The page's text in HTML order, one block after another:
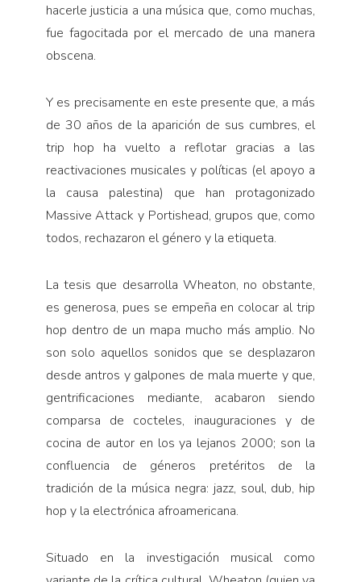
hacerle justicia a una música que, como muchas,
fue fagocitada por el mercado de una manera
obscena.
Y es precisamente en este presente que, a más
de 30 años de la aparición de sus cumbres, el
trip hop ha vuelto a reflotar gracias a las
reactivaciones musicales y políticas (el apoyo a
la causa palestina) que han protagonizado
Massive Attack y Portishead, grupos que, como
todos, rechazaron el género y la etiqueta.
La tesis que desarrolla Wheaton, no obstante,
es generosa, pues se empeña en colocar al trip
hop dentro de un mapa mucho más amplio. No
son solo aquellos sonidos que se desplazaron
desde antros y galpones de mala muerte y que,
gentrificaciones mediante, acabaron siendo
comparsa de cocteles, inauguraciones y de
cocina de autor en los ya lejanos 2000; son la
confluencia de géneros pretéritos de la
tradición de la música negra: jazz, soul, dub, hip
hop y la electrónica afroamericana.
Situado en la investigación musical como